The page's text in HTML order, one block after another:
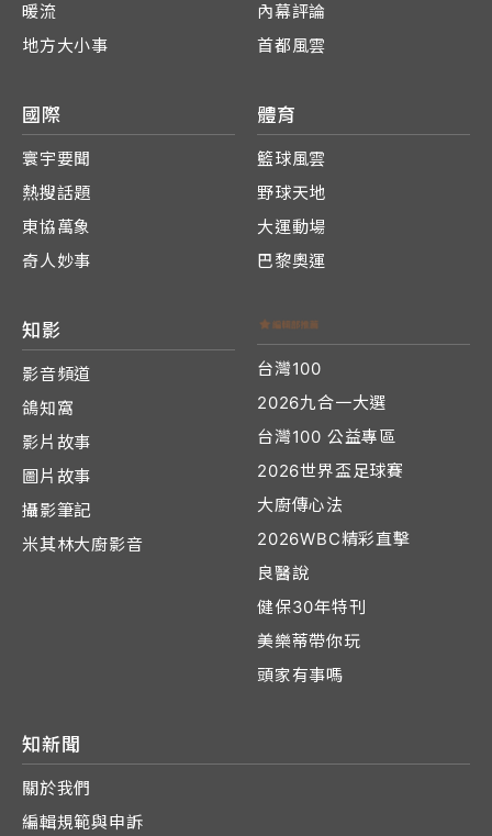
暖流
地方大小事
內幕評論
首都風雲
國際
寰宇要聞
熱搜話題
東協萬象
奇人妙事
體育
籃球風雲
野球天地
大運動場
巴黎奧運
知影
影音頻道
鴿知窩
影片故事
圖片故事
攝影筆記
米其林大廚影音
台灣100
2026九合一大選
台灣100 公益專區
2026世界盃足球賽
大廚傳心法
2026WBC精彩直擊
良醫說
健保30年特刊
美樂蒂帶你玩
頭家有事嗎
知新聞
關於我們
編輯規範與申訴